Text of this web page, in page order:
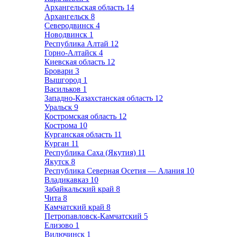
Архангельская область 14
Архангельск 8
Северодвинск 4
Новодвинск 1
Республика Алтай 12
Горно-Алтайск 4
Киевская область 12
Бровари 3
Вышгород 1
Васильков 1
Западно-Казахстанская область 12
Уральск 9
Костромская область 12
Кострома 10
Курганская область 11
Курган 11
Республика Саха (Якутия) 11
Якутск 8
Республика Северная Осетия — Алания 10
Владикавказ 10
Забайкальский край 8
Чита 8
Камчатский край 8
Петропавловск-Камчатский 5
Елизово 1
Вилючинск 1